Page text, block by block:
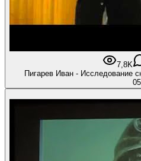
7,8K
Пигарев Иван - Исследование